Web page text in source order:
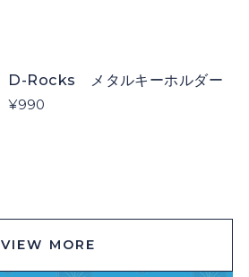
D-Rocks メタルキーホルダー
¥990
VIEW MORE